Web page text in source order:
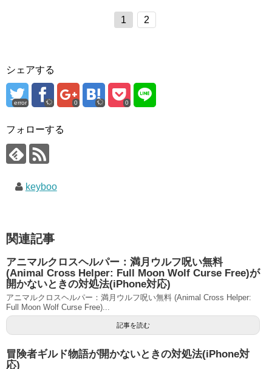
1 2
シェアする
error 0 0
フォローする
keyboo
関連記事
アニマルクロスヘルパー：満月ウルフ呪い無料
(Animal Cross Helper: Full Moon Wolf Curse Free)が
開かないときの対処法(iPhone対応)
アニマルクロスヘルパー：満月ウルフ呪い無料 (Animal Cross Helper:
Full Moon Wolf Curse Free)...
記事を読む
冒険者ギルド物語が開かないときの対処法(iPhone対
応)